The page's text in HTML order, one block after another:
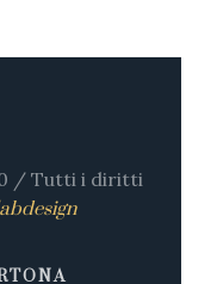
/ Tutti i diritti